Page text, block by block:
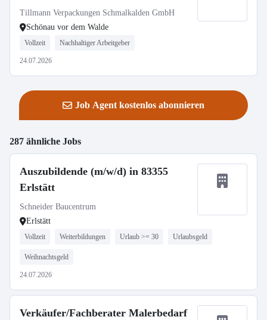
Walde
Tillmann Verpackungen Schmalkalden GmbH
Schönau vor dem Walde
Vollzeit Nachhaltiger Arbeitgeber
24.07.2026
Job Agent kostenlos abonnieren
287 ähnliche Jobs
Auszubildende (m/w/d) in 83355
Erlstätt
Schneider Baucentrum
Erlstätt
Vollzeit Weiterbildungen Urlaub >= 30 Urlaubsgeld
Weihnachtsgeld
24.07.2026
Verkäufer/Fachberater Malerbedarf